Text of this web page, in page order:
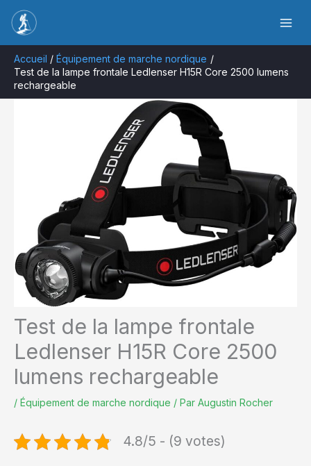
contenu
Accueil
Équipement de marche nordique
Test de la lampe frontale Ledlenser H15R Core 2500 lumens
rechargeable
Test de la lampe frontale
Ledlenser H15R Core 2500
lumens rechargeable
/ Équipement de marche nordique / Par Augustin Rocher
4.8/5 - (9 votes)
Rechercher